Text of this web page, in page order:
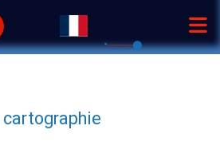
cartographie